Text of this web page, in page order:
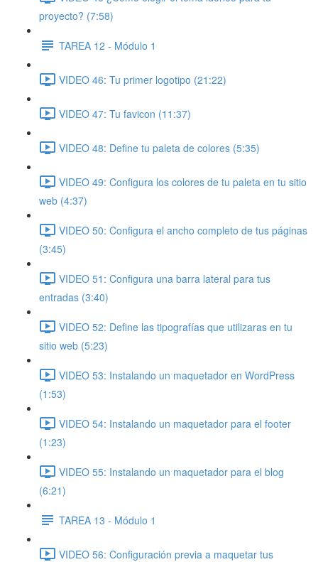
proyecto? (7:58)
TAREA 12 - Módulo 1
VIDEO 46: Tu primer logotipo (21:22)
VIDEO 47: Tu favicon (11:37)
VIDEO 48: Define tu paleta de colores (5:35)
VIDEO 49: Configura los colores de tu paleta en tu sitio
web (4:37)
VIDEO 50: Configura el ancho completo de tus páginas
(3:45)
VIDEO 51: Configura una barra lateral para tus
entradas (3:40)
VIDEO 52: Define las tipografías que utilizaras en tu
sitio web (5:23)
VIDEO 53: Instalando un maquetador en WordPress
(1:53)
VIDEO 54: Instalando un maquetador para el footer
(1:23)
VIDEO 55: Instalando un maquetador para el blog
(6:21)
TAREA 13 - Módulo 1
VIDEO 56: Configuración previa a maquetar tus